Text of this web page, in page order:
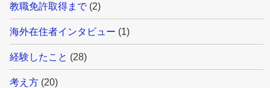
教職免許取得まで(2)
海外在住者インタビュー (1)
経験したこと (28)
考え方 (20)